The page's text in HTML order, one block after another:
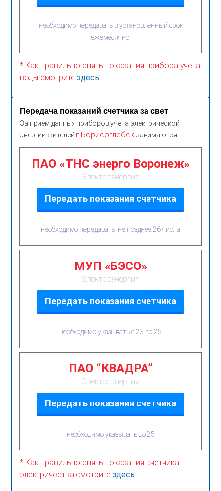
необходимо передавать в установленный срок
ежемесячно
* Как правильно снять показания прибора учета
воды смотритездесь
Передача показаний счетчика за свет
За прием данных приборов учета электрической
энергии жителей г.Борисоглебск занимаются:
ПАО «ТНС энерго Воронеж»
Электроэнергия
Передать показания счетчика
необходимо передавать не позднее 26 числа
МУП «БЭСО»
Электроэнергия
Передать показания счетчика
необходимо указывать с 23 по 25
ПАО “КВАДРА”
Электроэнергия
Передать показания счетчика
необходимо указывать до 25
* Как правильно снять показания счетчика
электричества смотритездесь